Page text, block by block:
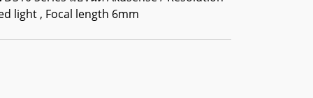
light , Focal length 6mm